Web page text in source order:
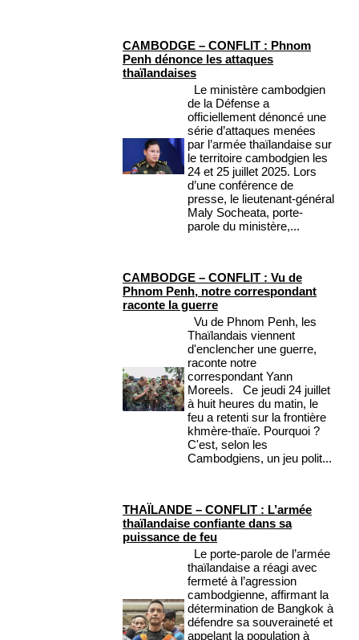
CAMBODGE – CONFLIT : Phnom
Penh dénonce les attaques
thaïlandaises
Le ministère cambodgien
de la Défense a
officiellement dénoncé une
série d’attaques menées
par l’armée thaïlandaise sur
le territoire cambodgien les
24 et 25 juillet 2025. Lors
d’une conférence de
presse, le lieutenant-général
Maly Socheata, porte-
parole du ministère,...
CAMBODGE – CONFLIT : Vu de
Phnom Penh, notre correspondant
raconte la guerre
Vu de Phnom Penh, les
Thaïlandais viennent
d'enclencher une guerre,
raconte notre
correspondant Yann
Moreels. Ce jeudi 24 juillet
à huit heures du matin, le
feu a retenti sur la frontière
khmère-thaïe. Pourquoi ?
C'est, selon les
Cambodgiens, un jeu polit...
THAÏLANDE – CONFLIT : L’armée
thaïlandaise confiante dans sa
puissance de feu
Le porte-parole de l’armée
thaïlandaise a réagi avec
fermeté à l’agression
cambodgienne, affirmant la
détermination de Bangkok à
défendre sa souveraineté et
appelant la population à